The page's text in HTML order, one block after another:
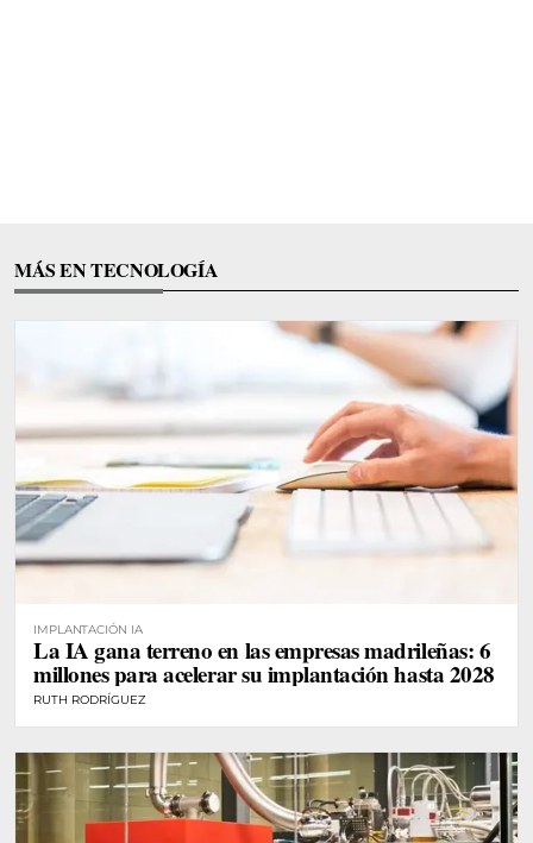
MÁS EN TECNOLOGÍA
IMPLANTACIÓN IA
La IA gana terreno en las empresas madrileñas: 6
millones para acelerar su implantación hasta 2028
RUTH RODRÍGUEZ